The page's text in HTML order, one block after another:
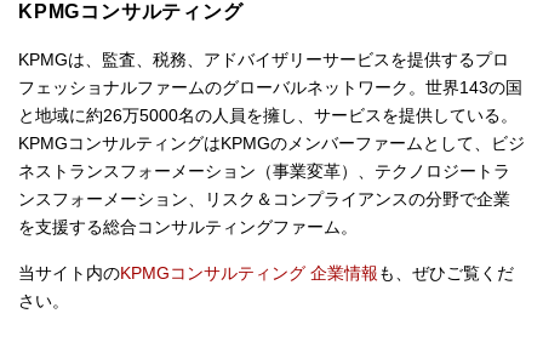
KPMGコンサルティング
KPMGは、監査、税務、アドバイザリーサービスを提供するプロ
フェッショナルファームのグローバルネットワーク。世界143の国
と地域に約26万5000名の人員を擁し、サービスを提供している。
KPMGコンサルティングはKPMGのメンバーファームとして、ビジ
ネストランスフォーメーション（事業変革）、テクノロジートラ
ンスフォーメーション、リスク＆コンプライアンスの分野で企業
を支援する総合コンサルティングファーム。
当サイト内のKPMGコンサルティング 企業情報も、ぜひご覧くだ
さい。